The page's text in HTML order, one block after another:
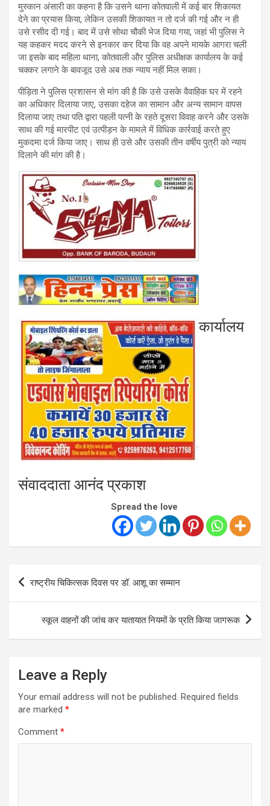
मुस्कान अंसारी का कहना है कि उसने थाना कोतवाली में कई बार शिकायत
देने का प्रयास किया, लेकिन उसकी शिकायत न तो दर्ज की गई और न ही
उसे रसीद दी गई। बाद में उसे सोथा चौकी भेज दिया गया, जहां भी पुलिस ने
यह कहकर मदद करने से इनकार कर दिया कि वह अपने मायके आगरा चली
जा इसके बाद महिला थाना, कोतवाली और पुलिस अधीक्षक कार्यालय के कई
चक्कर लगाने के बावजूद उसे अब तक न्याय नहीं मिल सका।
पीड़िता ने पुलिस प्रशासन से मांग की है कि उसे उसके वैवाहिक घर में रहने
का अधिकार दिलाया जाए, उसका दहेज का सामान और अन्य सामान वापस
दिलाया जाए तथा पति द्वारा पहली पत्नी के रहते दूसरा विवाह करने और उसके
साथ की गई मारपीट एवं उत्पीड़न के मामले में विधिक कार्रवाई करते हुए
मुकदमा दर्ज किया जाए। साथ ही उसे और उसकी तीन वर्षीय पुत्री को न्याय
दिलाने की मांग की है।
कार्यालय
संवाददाता आनंद प्रकाश
Spread the love
Post
navigation
राष्ट्रीय चिकित्सक दिवस पर डॉ. आशू का सम्मान
स्कूल वाहनों की जांच कर यातायात नियमों के प्रति किया जागरूक
Leave a Reply
Your email address will not be published. Required fields
are marked *
Comment *